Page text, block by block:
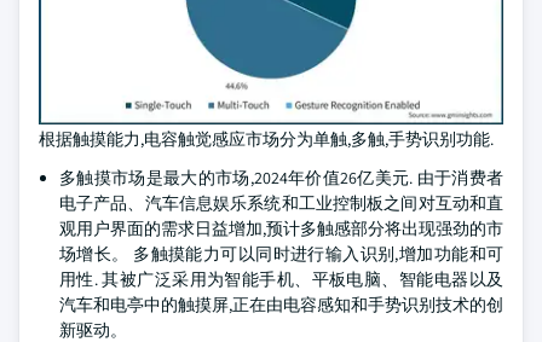
根据触摸能力,电容触觉感应市场分为单触,多触,手势识别功能.
多触摸市场是最大的市场,2024年价值26亿美元. 由于消费者
电子产品、汽车信息娱乐系统和工业控制板之间对互动和直
观用户界面的需求日益增加,预计多触感部分将出现强劲的市
场增长。 多触摸能力可以同时进行输入识别,增加功能和可
用性. 其被广泛采用为智能手机、平板电脑、智能电器以及
汽车和电亭中的触摸屏,正在由电容感知和手势识别技术的创
新驱动。